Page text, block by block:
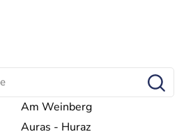
Am Weinberg
Auras - Huraz